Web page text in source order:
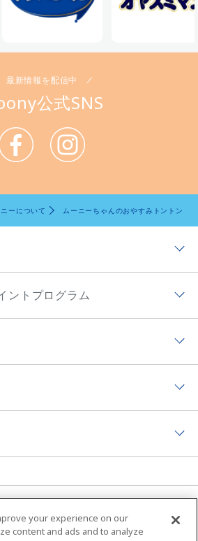
最新情報を配信中
公式SNS
ニーについて ムーニーちゃんのおやすみトントン
）
ントプログラム
て
トプログラムサイト
ムーニーの編集ポリシー
ップ
Global Website
your experience on our
content and ads and to analyze